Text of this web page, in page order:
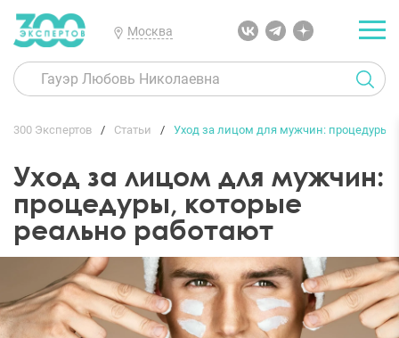
Москва
300 Экспертов Статьи Уход за лицом для мужчин: процедуры,
Уход за лицом для мужчин:
процедуры, которые
реально работают